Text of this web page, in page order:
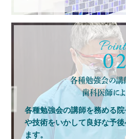
各種勉強会の講
歯科医師に
各種勉強会の講師を務める
や技術をいかして良好な予
ます。